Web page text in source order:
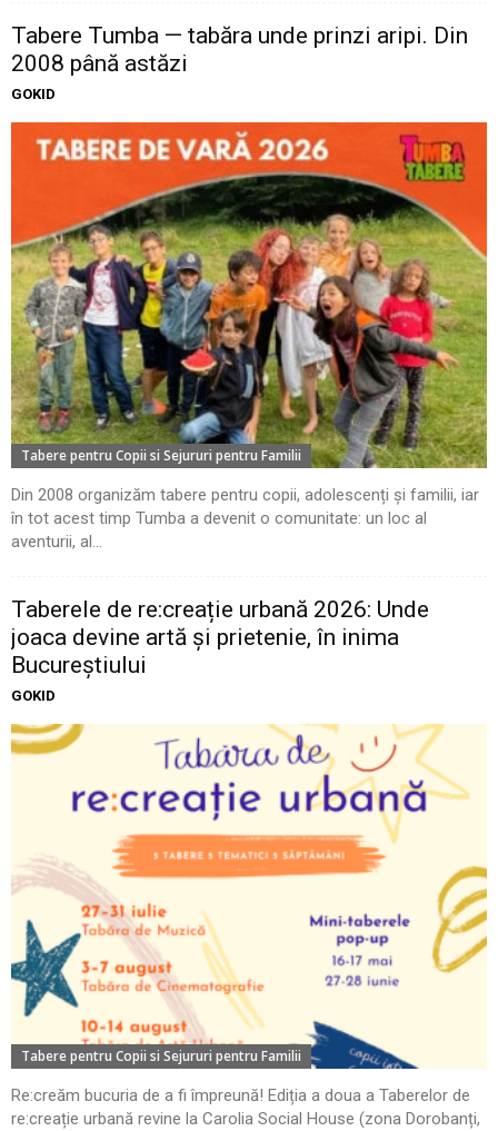
Tabere Tumba — tabăra unde prinzi aripi. Din
2008 până astăzi
GOKID
Tabere pentru Copii si Sejururi pentru Familii
Din 2008 organizăm tabere pentru copii, adolescenți și familii, iar
în tot acest timp Tumba a devenit o comunitate: un loc al
aventurii, al...
Taberele de re:creație urbană 2026: Unde
joaca devine artă și prietenie, în inima
Bucureștiului
GOKID
Tabere pentru Copii si Sejururi pentru Familii
Re:creăm bucuria de a fi împreună! Ediția a doua a Taberelor de
re:creație urbană revine la Carolia Social House (zona Dorobanți,